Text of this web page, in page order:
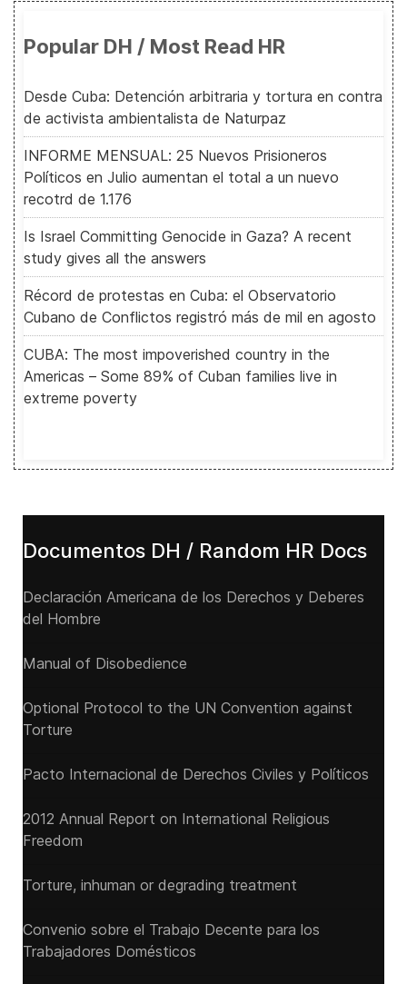
Popular DH / Most Read HR
Desde Cuba: Detención arbitraria y tortura en contra
de activista ambientalista de Naturpaz
INFORME MENSUAL: 25 Nuevos Prisioneros
Políticos en Julio aumentan el total a un nuevo
recotrd de 1.176
Is Israel Committing Genocide in Gaza? A recent
study gives all the answers
Récord de protestas en Cuba: el Observatorio
Cubano de Conflictos registró más de mil en agosto
CUBA: The most impoverished country in the
Americas – Some 89% of Cuban families live in
extreme poverty
Documentos DH / Random HR Docs
Declaración Americana de los Derechos y Deberes
del Hombre
Manual of Disobedience
Optional Protocol to the UN Convention against
Torture
Pacto Internacional de Derechos Civiles y Políticos
2012 Annual Report on International Religious
Freedom
Torture, inhuman or degrading treatment
Convenio sobre el Trabajo Decente para los
Trabajadores Domésticos